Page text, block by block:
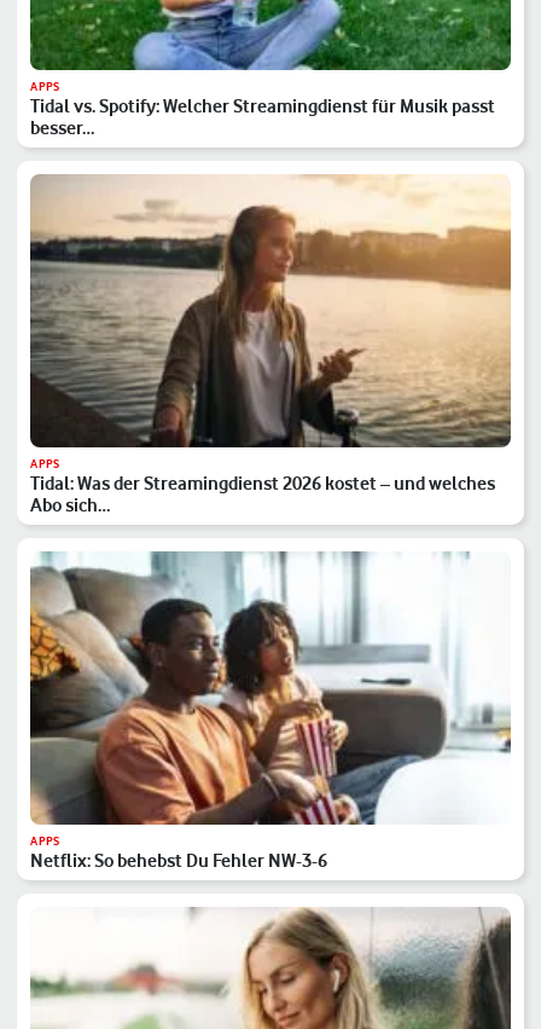
APPS
Tidal vs. Spotify: Welcher Streamingdienst für Musik passt
besser…
APPS
Tidal: Was der Streamingdienst 2026 kostet – und welches
Abo sich…
APPS
Netflix: So behebst Du Fehler NW-3-6